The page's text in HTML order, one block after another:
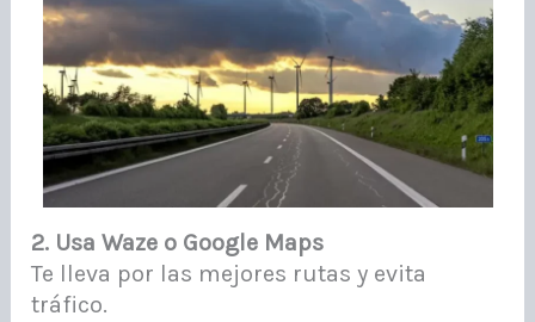
2. Usa Waze o Google Maps
Te lleva por las mejores rutas y evita
tráfico.